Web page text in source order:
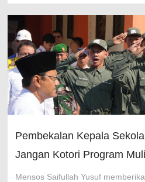
Pembekalan Kepala
Jangan Kotori Program
Mensos Saifullah Yusuf